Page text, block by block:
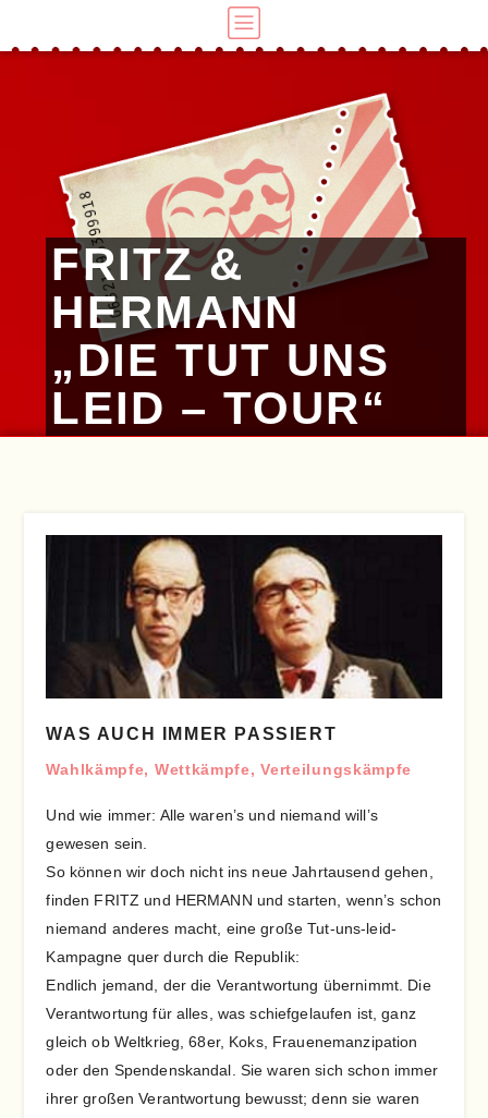
FRITZ &
HERMANN
„DIE TUT UNS
LEID – TOUR“
WAS AUCH IMMER PASSIERT
Wahlkämpfe, Wettkämpfe, Verteilungskämpfe
Und wie immer: Alle waren’s und niemand will’s
gewesen sein.
So können wir doch nicht ins neue Jahrtausend gehen,
finden FRITZ und HERMANN und starten, wenn’s schon
niemand anderes macht, eine große Tut-uns-leid-
Kampagne quer durch die Republik:
Endlich jemand, der die Verantwortung übernimmt. Die
Verantwortung für alles, was schiefgelaufen ist, ganz
gleich ob Weltkrieg, 68er, Koks, Frauenemanzipation
oder den Spendenskandal. Sie waren sich schon immer
ihrer großen Verantwortung bewusst; denn sie waren